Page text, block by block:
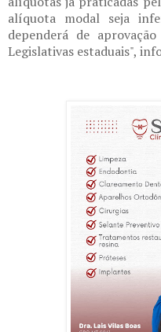
alíquota modal seja
dependerá de
Legislativas estaduais",